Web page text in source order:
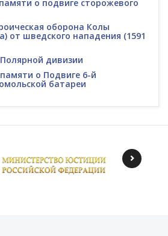
о подвиге сторожевого
оборона Колы
от шведского нападения (1591
дивизии
о Подвиге 6-й
батареи